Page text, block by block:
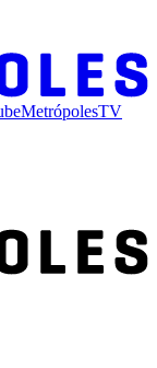
MetrópolesTV